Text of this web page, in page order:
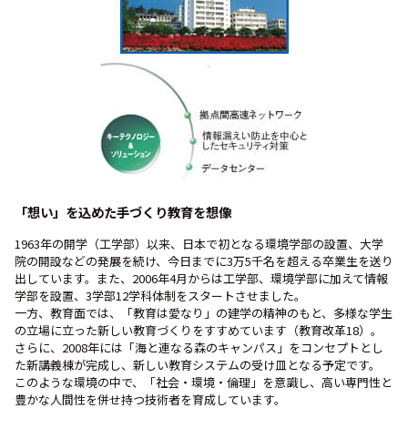
「想い」を込めた手づくり教育を想像
1963年の開学（工学部）以来、日本で初となる環境学部の設置、大学
院の開設などの発展を続け、今日までに3万5千名を超える卒業生を送り
出しています。また、2006年4月からは工学部、環境学部に加えて情報
学部を設置、3学部12学科体制をスタートさせました。
一方、教育面では、「教育は愛なり」の建学の精神のもと、多様な学生
の立場に立った新しい教育づくりをすすめています（教育改革18）。
さらに、2008年には「海と連なる森のキャンパス」をコンセプトとし
た新講義棟が完成し、新しい教育システムの受け皿となる予定です。
このような環境の中で、「社会・環境・倫理」を意識し、高い専門性と
豊かな人間性を併せ持つ技術者を育成しています。